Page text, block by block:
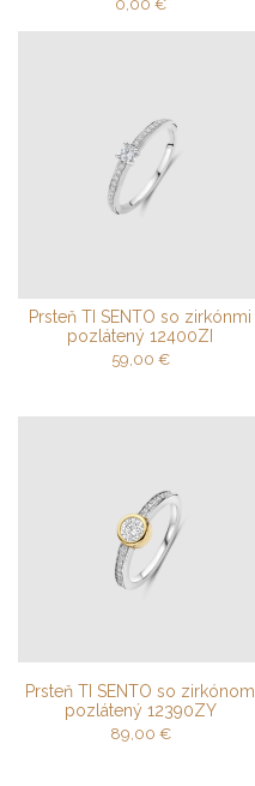
0,00 €
Prsteň TI SENTO so zirkónmi
pozlátený 12400ZI
59,00 €
Prsteň TI SENTO so zirkónom
pozlátený 12390ZY
89,00 €